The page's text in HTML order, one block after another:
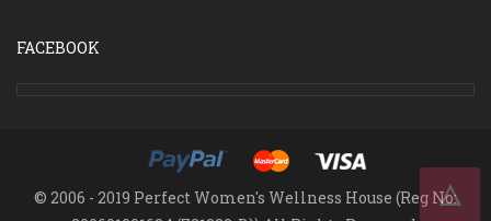
FACEBOOK
© 2006 - 2019 Perfect Women's Wellness House (Reg No: